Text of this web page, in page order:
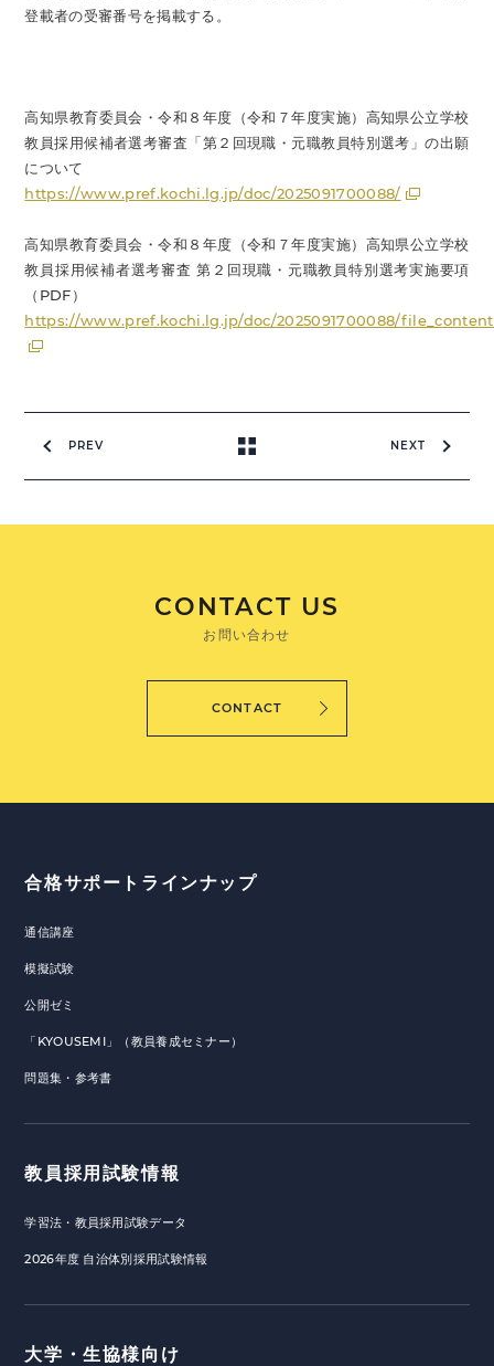
登載者の受審番号を掲載する。
高知県教育委員会・令和８年度（令和７年度実施）高知県公立学校
教員採用候補者選考審査「第２回現職・元職教員特別選考」の出願
について
https://www.pref.kochi.lg.jp/doc/2025091700088/
高知県教育委員会・令和８年度（令和７年度実施）高知県公立学校
教員採用候補者選考審査 第２回現職・元職教員特別選考実施要項
（PDF）
https://www.pref.kochi.lg.jp/doc/2025091700088/
PREV NEXT
CONTACT US
お問い合わせ
CONTACT
合格サポートラインナップ
通信講座
模擬試験
公開ゼミ
「KYOUSEMI」（教員養成セミナー）
問題集・参考書
教員採用試験情報
学習法・教員採用試験データ
2026年度 自治体別採用試験情報
大学・生協様向け